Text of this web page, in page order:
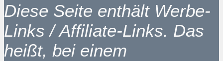
Diese Seite enthält Werbe-
Links / Affiliate-Links. Das
heißt, bei einem